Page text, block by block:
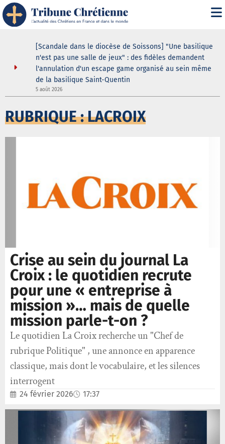
[Scandale dans le diocèse de Soissons] "Une basilique
n'est pas une salle de jeux" : des fidèles demandent
l'annulation d'un escape game organisé au sein même
de la basilique Saint-Quentin
5 août 2026
RUBRIQUE : LACROIX
Crise au sein du journal La
Croix : le quotidien recrute
pour une « entreprise à
mission »… mais de quelle
mission parle-t-on ?
Le quotidien La Croix recherche un "Chef de
rubrique Politique" , une annonce en apparence
classique, mais dont le vocabulaire, et les silences
interrogent
24 février 2026 17:37